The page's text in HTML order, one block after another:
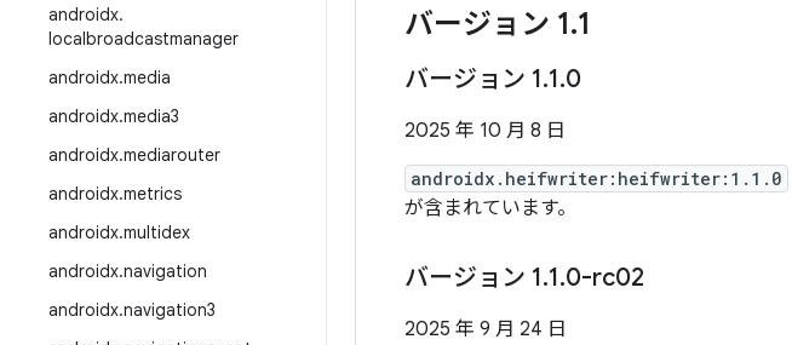
androidx.
localbroadcastmanager
androidx.media
androidx.media3
androidx.mediarouter
androidx.metrics
androidx.multidex
androidx.navigation
androidx.navigation3
バージョン 1.1
バージョン 1.1.0
2025 年 10 月 8 日
androidx.heifwriter:heifwriter:1.1.0
が含まれています。
バージョン 1.1.0-rc02
2025 年 9 月 24 日